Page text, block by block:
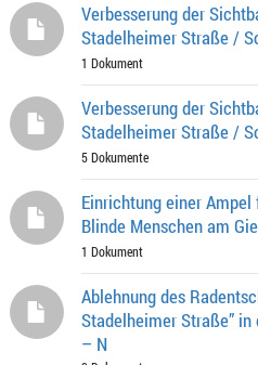
Verbesserung der
Stadelheimer Straße /
1 Dokument
Verbesserung der
Stadelheimer Straße /
5 Dokumente
Einrichtung einer
Blinde Menschen am
1 Dokument
Ablehnung des
Stadelheimer Straße”
– N